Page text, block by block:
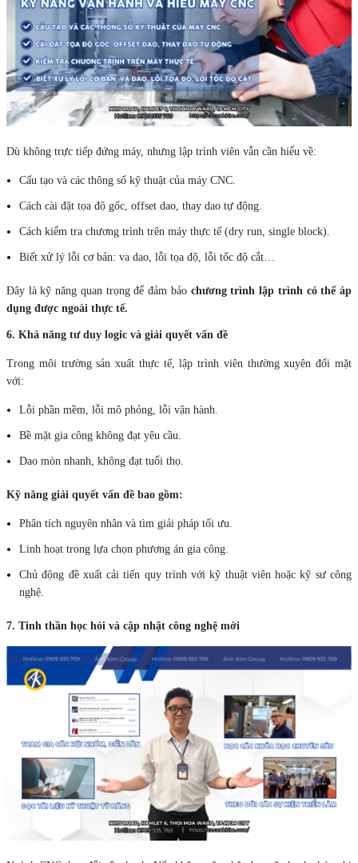
Dù không trực tiếp đứng máy, nhưng lập trình viên vẫn cần hiểu về:
Cấu tạo và các thông số kỹ thuật của máy CNC.
Cách cài đặt tọa độ gốc, offset dao, thay dao tự động.
Cách kiểm tra chương trình trên máy thực tế (dry run, single block).
Biết xử lý lỗi cơ bản: va dao, lỗi tọa độ, lỗi tốc độ cắt…
Đây là kỹ năng quan trọng để đảm bảo chương trình lập trình có thể áp
dụng được ngoài thực tế.
6. Khả năng tư duy logic và giải quyết vấn đề
Trong môi trường sản xuất thực tế, lập trình viên thường xuyên đối mặt
với:
Lỗi phần mềm, lỗi mô phỏng, lỗi vận hành.
Bề mặt gia công không đạt yêu cầu.
Dao mòn nhanh, không đạt tuổi thọ.
Kỹ năng giải quyết vấn đề bao gồm:
Phân tích nguyên nhân và tìm giải pháp tối ưu.
Linh hoạt trong lựa chọn phương án gia công.
Chủ động đề xuất cải tiến quy trình với kỹ thuật viên hoặc kỹ sư công
nghệ.
7. Tinh thần học hỏi và cập nhật công nghệ mới